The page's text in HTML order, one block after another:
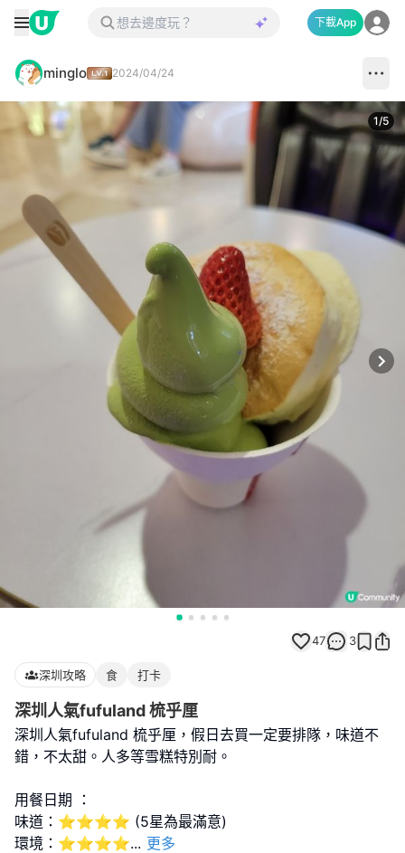
下載App
minglo 2024/04/24
1/5
47 3
深圳攻略 食 打卡
深圳人氣fufuland 梳乎厘
深圳人氣fufuland 梳乎厘，假日去買一定要排隊，味道不
錯，不太甜。人多等雪糕特別耐。
用餐日期 ：
味道：⭐⭐⭐⭐ (5星為最滿意)
環境：⭐⭐⭐⭐... 更多